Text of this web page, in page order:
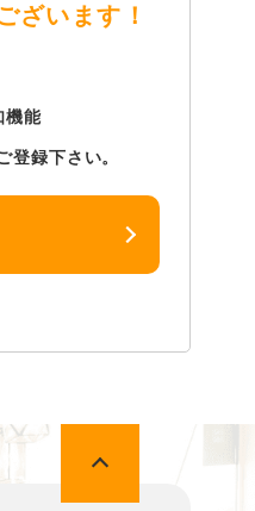
ざいます！
機能
登録下さい。